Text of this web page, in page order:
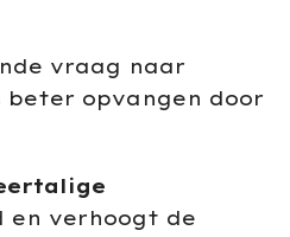
vraag naar
opvangen door
en verhoogt de